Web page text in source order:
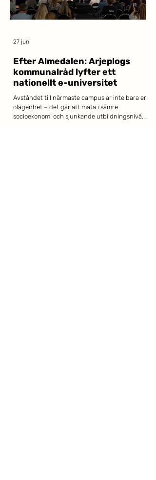
Efter Almedalen: Arjeplogs
kommunalråd lyfter ett
nationellt e-universitet
Avståndet till närmaste campus är inte bara en
olägenhet – det går att mäta i sämre
socioekonomi och sjunkande utbildningsnivå.
27 juni